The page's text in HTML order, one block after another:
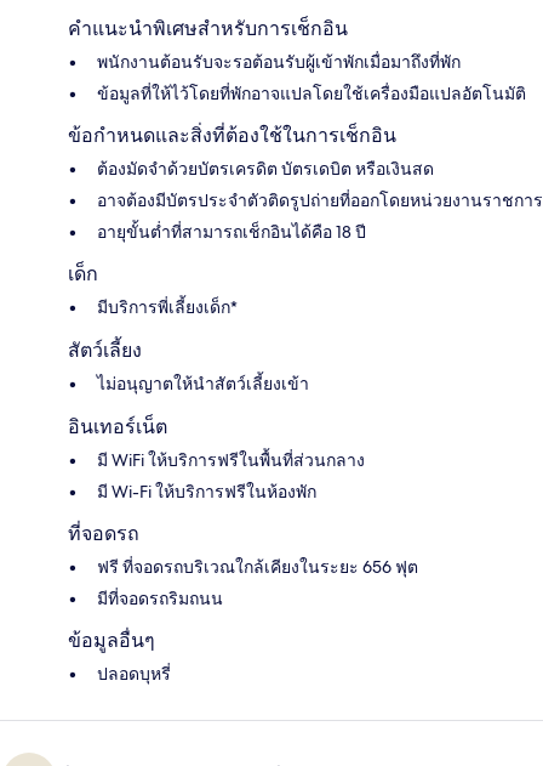
คำแนะนำพิเศษสำหรับการเช็กอิน
พนักงานต้อนรับจะรอต้อนรับผู้เข้าพักเมื่อมาถึงที่พัก
ข้อมูลที่ให้ไว้โดยที่พักอาจแปลโดยใช้เครื่องมือแปลอัตโนมัติ
ข้อกำหนดและสิ่งที่ต้องใช้ในการเช็กอิน
ต้องมัดจำด้วยบัตรเครดิต บัตรเดบิต หรือเงินสด
อาจต้องมีบัตรประจำตัวติดรูปถ่ายที่ออกโดยหน่วยงานราชการ
อายุขั้นต่ำที่สามารถเช็กอินได้คือ 18 ปี
เด็ก
มีบริการพี่เลี้ยงเด็ก*
สัตว์เลี้ยง
ไม่อนุญาตให้นำสัตว์เลี้ยงเข้า
อินเทอร์เน็ต
มี WiFi ให้บริการฟรีในพื้นที่ส่วนกลาง
มี Wi-Fi ให้บริการฟรีในห้องพัก
ที่จอดรถ
ฟรี ที่จอดรถบริเวณใกล้เคียงในระยะ 656 ฟุต
มีที่จอดรถริมถนน
ข้อมูลอื่นๆ
ปลอดบุหรี่